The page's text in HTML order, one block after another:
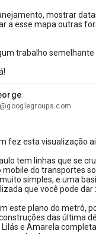
mostrar
a esse mapa outras
trabalho semelhante
fez esta visualização
tem linhas que se
do transportes
simples, e uma
que você pode dar
este plano do metrô,
das última
e Amarela